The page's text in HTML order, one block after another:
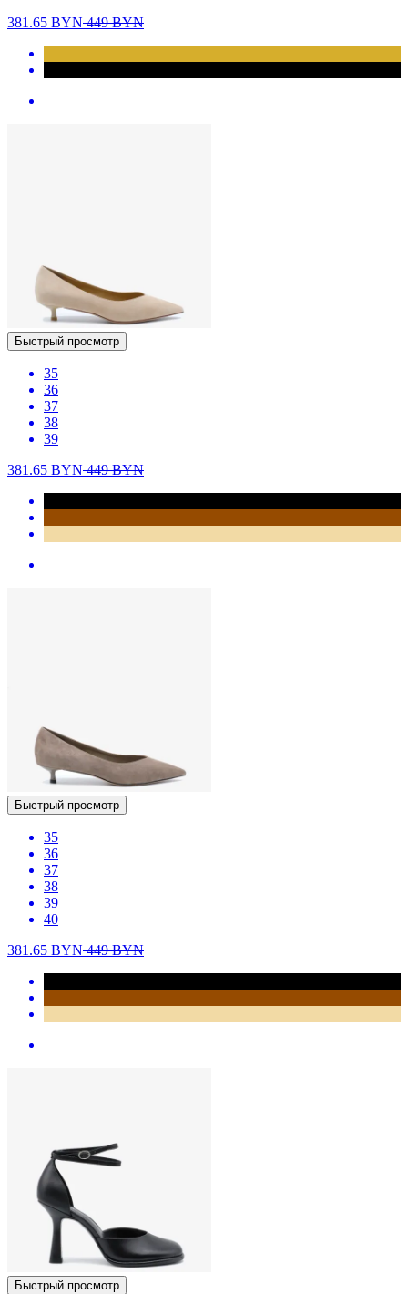
381.65 BYN449BYN
Быстрый просмотр
35
36
37
38
39
381.65 BYN449BYN
Быстрый просмотр
35
36
37
38
39
40
381.65 BYN449BYN
Быстрый просмотр